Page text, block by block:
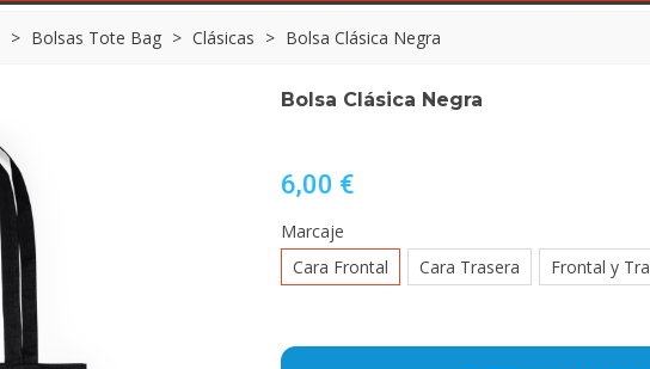
> Bolsas Tote Bag > Clásicas > Bolsa Clásica Negra
Bolsa Clásica Negra
6,00 €
Marcaje
Cara Frontal
Cara Trasera Frontal y